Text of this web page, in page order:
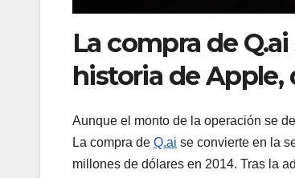
La compra de
historia de Apple,
Aunque el monto de la operación se
La compra de Q.ai se convierte en la
millones de dólares en 2014. Tras la